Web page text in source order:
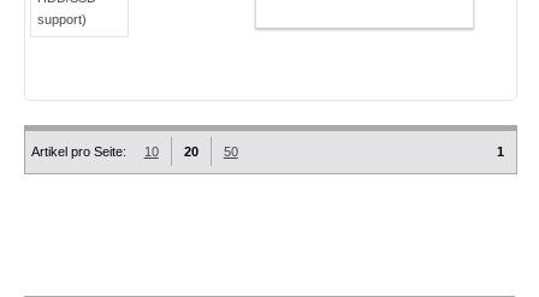
Artikel pro Seite: 10 20 50 1